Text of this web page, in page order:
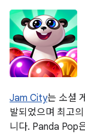
Jam City는 소셜
발되었으며 최고
니다. Panda Pop